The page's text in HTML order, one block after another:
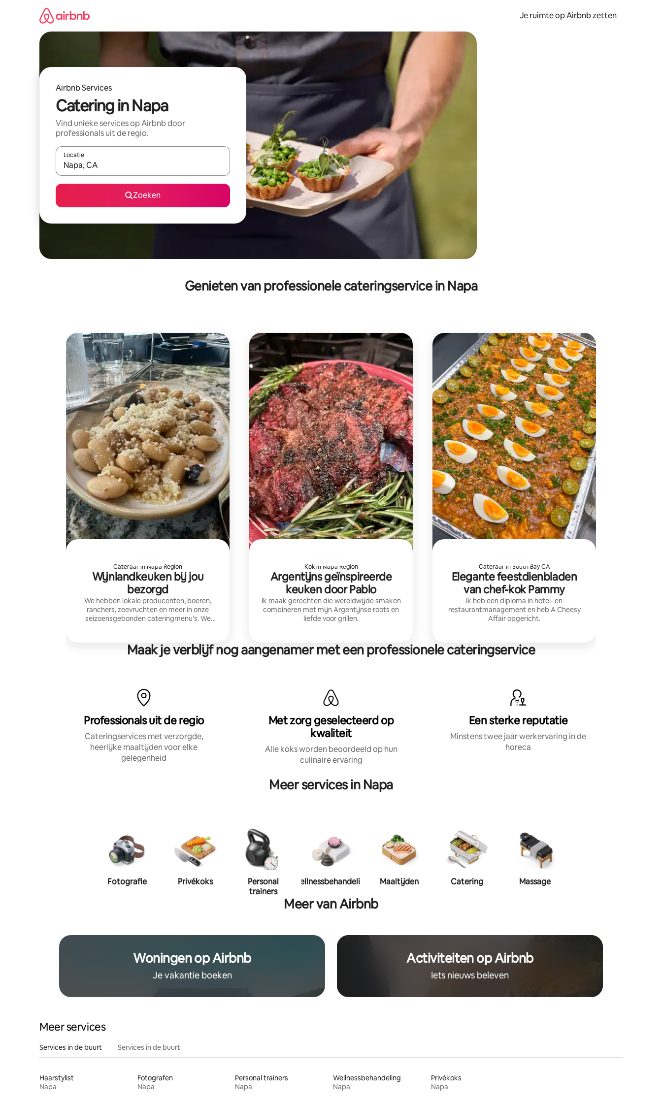
Je ruimte op Airbnb zetten
Airbnb Services
Catering in Napa
Vind unieke services op Airbnb door
professionals uit de regio.
Locatie
Wanneer er suggesties beschikbaar zijn, maak je een keuze met je de pijltjestoetsen omhoog en omlaag, óf door te tikken of swipen.
Zoeken
Genieten van professionele cateringservice in Napa
Cateraar in Napa Region
Wijnlandkeuken bij jou
bezorgd
We hebben lokale producenten, boeren,
ranchers, zeevruchten en meer in onze
seizoensgebonden cateringmenu's. We
dieetbeperkingen.
Kok in Napa Region
Argentijns geïnspireerde
keuken door Pablo
Ik maak gerechten die wereldwijde smaken
combineren met mijn Argentijnse roots en
liefde voor grillen.
Cateraar in South Bay CA
Elegante feestdienbladen
van chef-kok Pammy
Ik heb een diploma in hotel- en
restaurantmanagement en heb A Cheesy
Affair opgericht.
Maak je verblijf nog aangenamer met een professionele cateringservice
Professionals uit de regio
Cateringservices met verzorgde,
heerlijke maaltijden voor elke
gelegenheid
Met zorg geselecteerd op
kwaliteit
Alle koks worden beoordeeld op hun
culinaire ervaring
Een sterke reputatie
Minstens twee jaar werkervaring in de
horeca
Meer services in Napa
Fotografie Privékoks
Personal
trainers
Wellnessbehandeling Maaltijden Catering Massage
Meer van Airbnb
Woningen op Airbnb
Je vakantie boeken
Activiteiten op Airbnb
Iets nieuws beleven
Meer services
Services in de buurt Services in de buurt
Haarstylist
Napa
Fotografen
Napa
Personal trainers
Napa
Wellnessbehandeling
Napa
Privékoks
Napa